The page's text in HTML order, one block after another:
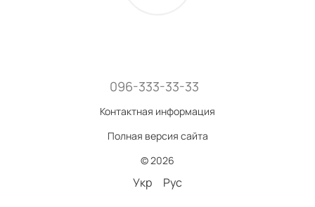
096-333-33-33
Контактная информация
Полная версия сайта
© 2026
Укр Рус